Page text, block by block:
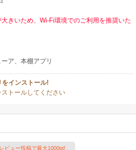
きいため、Wi-Fi環境でのご利用を推奨いた
ア、本棚アプリ
をインストール!
トールしてください
レビュー投稿で最大1000pt!